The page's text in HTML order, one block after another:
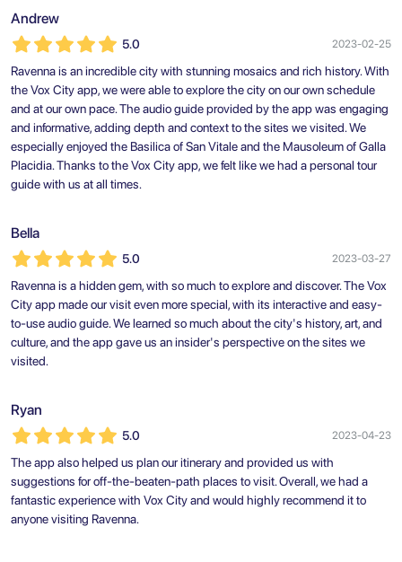
Andrew
5.0 2023-02-25
Ravenna is an incredible city with stunning mosaics and rich history. With
the Vox City app, we were able to explore the city on our own schedule
and at our own pace. The audio guide provided by the app was engaging
and informative, adding depth and context to the sites we visited. We
especially enjoyed the Basilica of San Vitale and the Mausoleum of Galla
Placidia. Thanks to the Vox City app, we felt like we had a personal tour
guide with us at all times.
Bella
5.0 2023-03-27
Ravenna is a hidden gem, with so much to explore and discover. The Vox
City app made our visit even more special, with its interactive and easy-
to-use audio guide. We learned so much about the city's history, art, and
culture, and the app gave us an insider's perspective on the sites we
visited.
Ryan
5.0 2023-04-23
The app also helped us plan our itinerary and provided us with
suggestions for off-the-beaten-path places to visit. Overall, we had a
fantastic experience with Vox City and would highly recommend it to
anyone visiting Ravenna.